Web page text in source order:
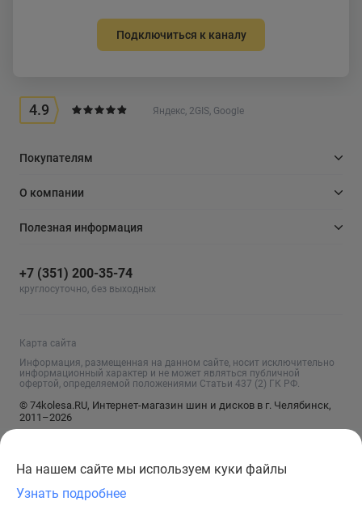
Сообщить о поступлении
Подключиться к каналу
4.9 Яндекс, 2GIS, Google
Покупателям
О компании
Полезная информация
+7 (351) 200-35-74
круглосуточно, без выходных
Карта сайта
Информация, размещенная на данном сайте, носит исключительно
информационный характер и не может являться публичной
офертой, определяемой положениями Статьи 437 (2) ГК РФ.
© 74kolesa.RU, Интернет-магазин шин и дисков в г. Челябинск,
2011–2026
На нашем сайте мы используем куки файлы
Узнать подробнее